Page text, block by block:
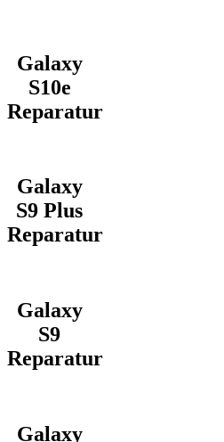
Galaxy
S10e
Reparatur
Galaxy
S9 Plus
Reparatur
Galaxy
S9
Reparatur
Galaxy